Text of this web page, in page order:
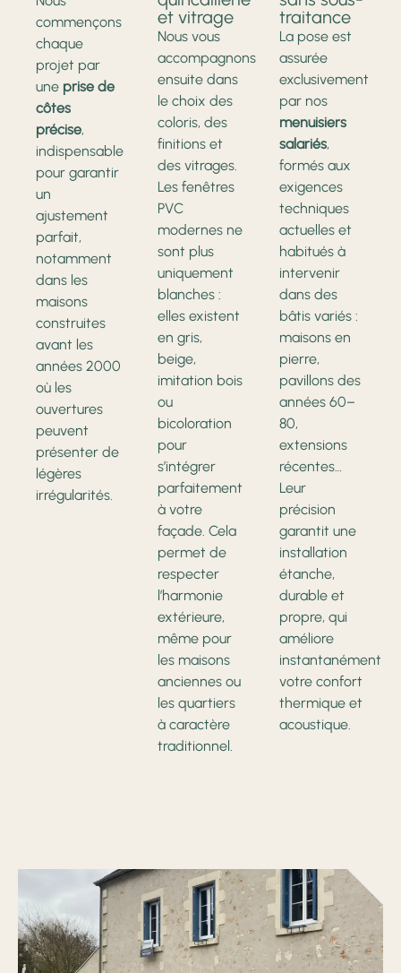
commençons
chaque
projet par
une prise de
côtes
précise,
indispensable
pour garantir
un
ajustement
parfait,
notamment
dans les
maisons
construites
avant les
années 2000
où les
ouvertures
peuvent
présenter de
légères
irrégularités.
et vitrage
Nous vous
accompagnons
ensuite dans
le choix des
coloris, des
finitions et
des vitrages.
Les fenêtres
PVC
modernes ne
sont plus
uniquement
blanches :
elles existent
en gris,
beige,
imitation bois
ou
bicoloration
pour
s’intégrer
parfaitement
à votre
façade. Cela
permet de
respecter
l’harmonie
extérieure,
même pour
les maisons
anciennes ou
les quartiers
à caractère
traditionnel.
traitance
La pose est
assurée
exclusivement
par nos
menuisiers
salariés,
formés aux
exigences
techniques
actuelles et
habitués à
intervenir
dans des
bâtis variés :
maisons en
pierre,
pavillons des
années 60–
80,
extensions
récentes…
Leur
précision
garantit une
installation
étanche,
durable et
propre, qui
améliore
instantanément
votre confort
thermique et
acoustique.